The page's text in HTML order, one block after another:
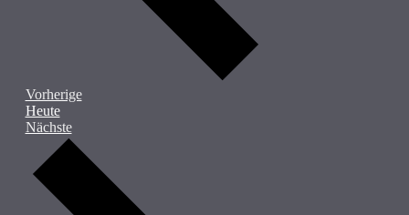
VorherigeVeranstaltungen
Heute
NächsteVeranstaltungen